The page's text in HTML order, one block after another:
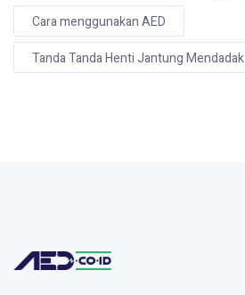
Cara menggunakan AED
Tanda Tanda Henti Jantung Mendadak